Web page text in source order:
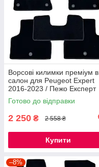
Ворсові килимки преміум в
салон для Peugeot Expert
2016-2023 / Пежо Експерт
килимки
Готово до відправки
2 250 ₴ 2 558 ₴
Купити
–8%